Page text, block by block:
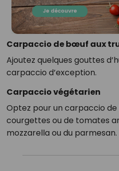
Carpaccio de bœuf aux
Ajoutez quelques gouttes
carpaccio d’exception.
Carpaccio végétarien
Optez pour un carpaccio
courgettes ou de tomates
mozzarella ou du parmesan.